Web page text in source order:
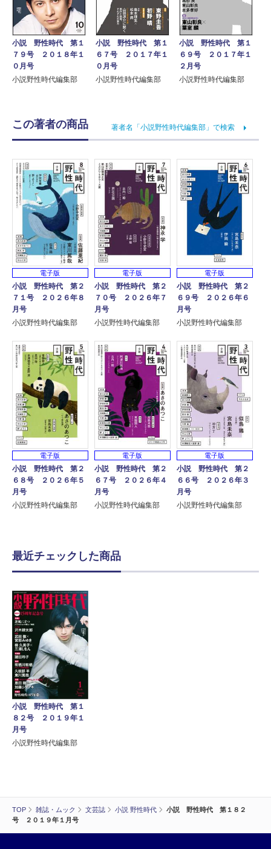
TOP 雑誌・ムック 文芸誌 小説 野性時代
小説 野性時代 第１８２
号 ２０１９年１月号
小説 野性時代 第１
７９号 ２０１８年１
０月号
小説野性時代編集部
小説 野性時代 第１
６７号 ２０１７年１
０月号
小説野性時代編集部
小説 野性時代 第１
６９号 ２０１７年１
２月号
小説野性時代編集部
この著者の商品 著者名「小説野性時代編集部」で検索
電子版
小説 野性時代 第２
７１号 ２０２６年８
月号
小説野性時代編集部
電子版
小説 野性時代 第２
７０号 ２０２６年７
月号
小説野性時代編集部
電子版
小説 野性時代 第２
６９号 ２０２６年６
月号
小説野性時代編集部
電子版
小説 野性時代 第２
６８号 ２０２６年５
月号
小説野性時代編集部
電子版
小説 野性時代 第２
６７号 ２０２６年４
月号
小説野性時代編集部
電子版
小説 野性時代 第２
６６号 ２０２６年３
月号
小説野性時代編集部
最近チェックした商品
小説 野性時代 第１
８２号 ２０１９年１
月号
小説野性時代編集部